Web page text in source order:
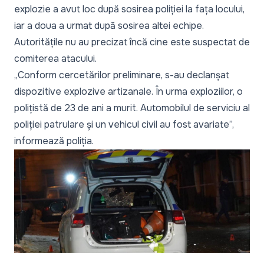
explozie a avut loc după sosirea poliției la fața locului,
iar a doua a urmat după sosirea altei echipe.
Autoritățile nu au precizat încă cine este suspectat de
comiterea atacului.
„Conform cercetărilor preliminare, s-au declanșat
dispozitive explozive artizanale. În urma exploziilor, o
polițistă de 23 de ani a murit. Automobilul de serviciu al
poliției patrulare și un vehicul civil au fost avariate”,
informează poliția.